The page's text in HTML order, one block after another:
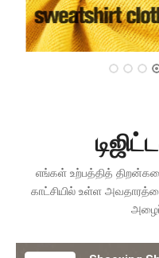
எங்கள் உற்பத்தித்
காட்சியில் உள்ள